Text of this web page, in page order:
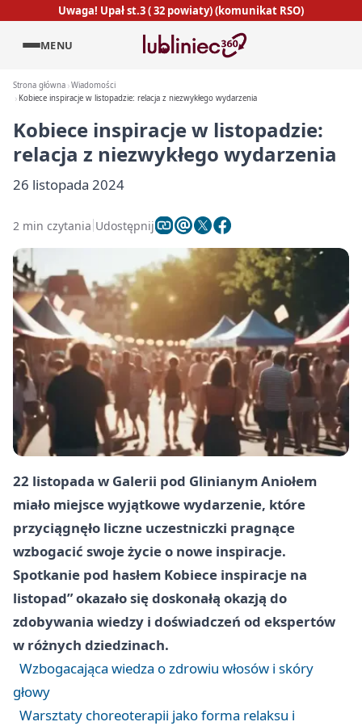
Uwaga! Upał st.3 ( 32 powiaty) (komunikat RSO)
MENU
Strona główna Wiadomości
Kobiece inspiracje w listopadzie: relacja z niezwykłego wydarzenia
Kobiece inspiracje w listopadzie:
relacja z niezwykłego wydarzenia
26 listopada 2024
2 min czytania Udostępnij
22 listopada w Galerii pod Glinianym Aniołem
miało miejsce wyjątkowe wydarzenie, które
przyciągnęło liczne uczestniczki pragnące
wzbogacić swoje życie o nowe inspiracje.
Spotkanie pod hasłem Kobiece inspiracje na
listopad” okazało się doskonałą okazją do
zdobywania wiedzy i doświadczeń od ekspertów
w różnych dziedzinach.
Wzbogacająca wiedza o zdrowiu włosów i skóry
głowy
Warsztaty choreoterapii jako forma relaksu i